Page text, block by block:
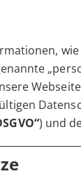
) und